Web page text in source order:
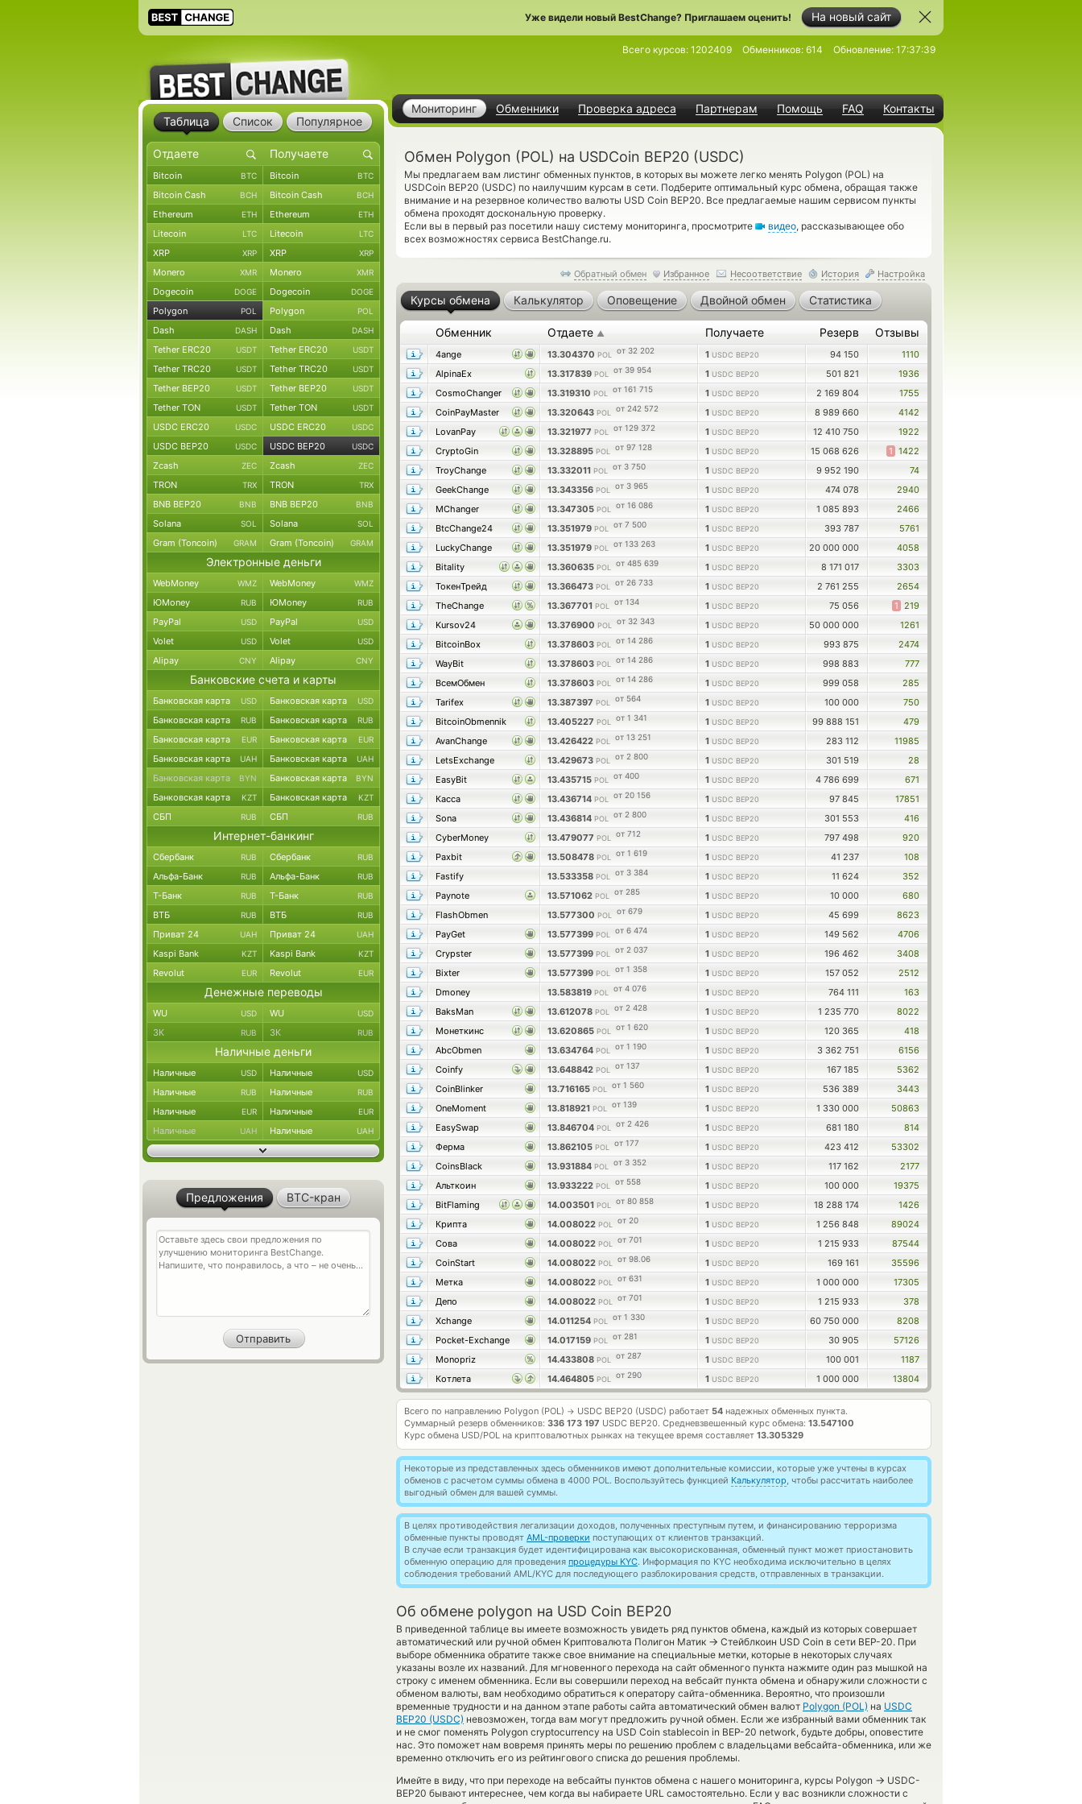
На новый сайт
Уже видели новый BestChange? Приглашаем оценить!
Мониторинг Обменники Проверка адреса Партнерам Помощь FAQ Контакты
Всего курсов: 1202409 Обменников: 614 Обновление: 17:37:39
Обмен Polygon (POL) на USDCoin BEP20 (USDC)
Мы предлагаем вам листинг обменных пунктов, в которых вы можете легко менять Polygon (POL) на
USDCoin BEP20 (USDC) по наилучшим курсам в сети. Подберите оптимальный курс обмена, обращая также
внимание и на резервное количество валюты USD Coin BEP20. Все предлагаемые нашим сервисом пункты
обмена проходят доскональную проверку.
Если вы в первый раз посетили нашу систему мониторинга, просмотрите
видео, рассказывающее обо
всех возможностях сервиса BestChange.ru.
Обратный обмен Избранное Несоответствие История Настройка
Курсы обмена Калькулятор Оповещение Двойной обмен Статистика
Обменник Отдаете ▲ Получаете Резерв Отзывы
4ange 13.304370 POL от 32 202 1 USDC BEP20 94 150
1110
AlpinaEx
13.317839 POL от 39 954 1 USDC BEP20 501 821
1936
CosmoChanger
13.319310 POL от 161 715 1 USDC BEP20 2 169 804
1755
CoinPayMaster
13.320643 POL от 242 572 1 USDC BEP20 8 989 660
4142
LovanPay
13.321977 POL от 129 372 1 USDC BEP20 12 410 750
1922
CryptoGin
13.328895 POL от 97 128 1 USDC BEP20 15 068 626 1 1422
TroyChange
13.332011 POL от 3 750 1 USDC BEP20 9 952 190
74
GeekChange
13.343356 POL от 3 965 1 USDC BEP20 474 078
2940
MChanger
13.347305 POL от 16 086 1 USDC BEP20 1 085 893
2466
BtcChange24
13.351979 POL от 7 500 1 USDC BEP20 393 787
5761
LuckyChange
13.351979 POL от 133 263 1 USDC BEP20 20 000 000
4058
Bitality
13.360635 POL от 485 639 1 USDC BEP20 8 171 017
3303
ТокенТрейд
13.366473 POL от 26 733 1 USDC BEP20 2 761 255
2654
TheChange
13.367701 POL от 134 1 USDC BEP20 75 056 1 219
Kursov24
13.376900 POL от 32 343 1 USDC BEP20 50 000 000
1261
BitcoinBox
13.378603 POL от 14 286 1 USDC BEP20 993 875
2474
WayBit
13.378603 POL от 14 286 1 USDC BEP20 998 883
777
ВсемОбмен
13.378603 POL от 14 286 1 USDC BEP20 999 058
285
Tarifex
13.387397 POL от 564 1 USDC BEP20 100 000
750
BitcoinObmennik
13.405227 POL от 1 341 1 USDC BEP20 99 888 151
479
AvanChange
13.426422 POL от 13 251 1 USDC BEP20 283 112
11985
LetsExchange
13.429673 POL от 2 800 1 USDC BEP20 301 519
28
EasyBit
13.435715 POL от 400 1 USDC BEP20 4 786 699
671
Касса
13.436714 POL от 20 156 1 USDC BEP20 97 845
17851
Sona
13.436814 POL от 2 800 1 USDC BEP20 301 553
416
CyberMoney
13.479077 POL от 712 1 USDC BEP20 797 498
920
Paxbit
13.508478 POL от 1 619 1 USDC BEP20 41 237
108
Fastify
13.533358 POL от 3 384 1 USDC BEP20 11 624
352
Paynote
13.571062 POL от 285 1 USDC BEP20 10 000
680
FlashObmen
13.577300 POL от 679 1 USDC BEP20 45 699
8623
PayGet
13.577399 POL от 6 474 1 USDC BEP20 149 562
4706
Crypster
13.577399 POL от 2 037 1 USDC BEP20 196 462
3408
Bixter
13.577399 POL от 1 358 1 USDC BEP20 157 052
2512
Dmoney
13.583819 POL от 4 076 1 USDC BEP20 764 111
163
BaksMan
13.612078 POL от 2 428 1 USDC BEP20 1 235 770
8022
Монеткинс
13.620865 POL от 1 620 1 USDC BEP20 120 365
418
AbcObmen
13.634764 POL от 1 190 1 USDC BEP20 3 362 751
6156
Coinfy
13.648842 POL от 137 1 USDC BEP20 167 185
5362
CoinBlinker
13.716165 POL от 1 560 1 USDC BEP20 536 389
3443
OneMoment
13.818921 POL от 139 1 USDC BEP20 1 330 000
50863
EasySwap
13.846704 POL от 2 426 1 USDC BEP20 681 180
814
Ферма
13.862105 POL от 177 1 USDC BEP20 423 412
53302
CoinsBlack
13.931884 POL от 3 352 1 USDC BEP20 117 162
2177
Альткоин
13.933222 POL от 558 1 USDC BEP20 100 000
19375
BitFlaming
14.003501 POL от 80 858 1 USDC BEP20 18 288 174
1426
Крипта
14.008022 POL от 20 1 USDC BEP20 1 256 848
89024
Сова
14.008022 POL от 701 1 USDC BEP20 1 215 933
87544
CoinStart
14.008022 POL от 98.06 1 USDC BEP20 169 161
35596
Метка
14.008022 POL от 631 1 USDC BEP20 1 000 000
17305
Депо
14.008022 POL от 701 1 USDC BEP20 1 215 933
378
Xchange
14.011254 POL от 1 330 1 USDC BEP20 60 750 000
8208
Pocket-Exchange
14.017159 POL от 281 1 USDC BEP20 30 905
57126
Monopriz
14.433808 POL от 287 1 USDC BEP20 100 001
1187
Котлета
14.464805 POL от 290 1 USDC BEP20 1 000 000 13804
Всего по направлению Polygon (POL) → USDC BEP20 (USDC) работает 54 надежных обменных пункта.
Суммарный резерв обменников: 336 173 197 USDC BEP20. Средневзвешенный курс обмена: 13.547100
Курс обмена USD/POL на криптовалютных рынках на текущее время составляет 13.305329
Некоторые из представленных здесь обменников имеют дополнительные комиссии, которые уже учтены в курсах
обменов с расчетом суммы обмена в 4000 POL. Воспользуйтесь функцией Калькулятор, чтобы рассчитать наиболее
выгодный обмен для вашей суммы.
В целях противодействия легализации доходов, полученных преступным путем, и финансированию терроризма
обменные пункты проводят AML-проверки поступающих от клиентов транзакций.
В случае если транзакция будет идентифицирована как высокорискованная, обменный пункт может приостановить
обменную операцию для проведения процедуры KYC. Информация по KYC необходима исключительно в целях
соблюдения требований AML/KYC для последующего разблокирования средств, отправленных в транзакции.
Об обмене polygon на USD Coin BEP20
В приведенной таблице вы имеете возможность увидеть ряд пунктов обмена, каждый из которых совершает
автоматический или ручной обмен Криптовалюта Полигон Матик → Стейблкоин USD Coin в сети BEP-20. При
выборе обменника обратите также свое внимание на специальные метки, которые в некоторых случаях
указаны возле их названий. Для мгновенного перехода на сайт обменного пункта нажмите один раз мышкой на
строку с именем обменника. Если вы совершили переход на вебсайт пункта обмена и обнаружили сложности с
обменом валюты, вам необходимо обратиться к оператору сайта-обменника. Вероятно, что произошли
временные трудности и на данном этапе работы сайта автоматический обмен валют Polygon (POL) на USDC
BEP20 (USDC) невозможен, тогда вам могут предложить ручной обмен. Если же избранный вами обменник так
и не смог поменять Polygon cryptocurrency на USD Coin stablecoin in BEP-20 network, будьте добры, оповестите
нас. Это поможет нам вовремя принять меры по решению проблем с владельцами вебсайта-обменника, или же
временно отключить его из рейтингового списка до решения проблемы.
Имейте в виду, что при переходе на вебсайты пунктов обмена с нашего мониторинга, курсы Polygon → USDC-
BEP20 бывают интереснее, чем когда вы набираете URL самостоятельно. Если у вас возникли сложности с
Таблица Список Популярное
Bitcoin BTC Bitcoin BTC
Bitcoin Cash BCH Bitcoin Cash BCH
Ethereum ETH Ethereum ETH
Litecoin LTC Litecoin LTC
XRP XRP XRP XRP
Monero XMR Monero XMR
Dogecoin DOGE Dogecoin DOGE
Polygon POL Polygon POL
Dash DASH Dash DASH
Tether ERC20 USDT Tether ERC20 USDT
Tether TRC20 USDT Tether TRC20 USDT
Tether BEP20 USDT Tether BEP20 USDT
Tether TON USDT Tether TON USDT
USDC ERC20 USDC USDC ERC20 USDC
USDC BEP20 USDC USDC BEP20 USDC
Zcash ZEC Zcash ZEC
TRON TRX TRON TRX
BNB BEP20 BNB BNB BEP20 BNB
Solana SOL Solana SOL
Gram (Toncoin) GRAM Gram (Toncoin) GRAM
Электронные деньги
WebMoney WMZ WebMoney WMZ
ЮMoney RUB ЮMoney RUB
PayPal USD PayPal USD
Volet USD Volet USD
Alipay CNY Alipay CNY
Банковские счета и карты
Банковская карта USD Банковская карта USD
Банковская карта RUB Банковская карта RUB
Банковская карта EUR Банковская карта EUR
Банковская карта UAH Банковская карта UAH
Банковская карта BYN Банковская карта BYN
Банковская карта KZT Банковская карта KZT
СБП RUB СБП RUB
Интернет-банкинг
Сбербанк RUB Сбербанк RUB
Альфа-Банк RUB Альфа-Банк RUB
Т-Банк RUB Т-Банк RUB
ВТБ RUB ВТБ RUB
Приват 24 UAH Приват 24 UAH
Kaspi Bank KZT Kaspi Bank KZT
Revolut EUR Revolut EUR
Денежные переводы
WU USD WU USD
ЗК RUB ЗК RUB
Наличные деньги
Наличные USD Наличные USD
Наличные RUB Наличные RUB
Наличные EUR Наличные EUR
Наличные UAH Наличные UAH
Предложения BTC-кран